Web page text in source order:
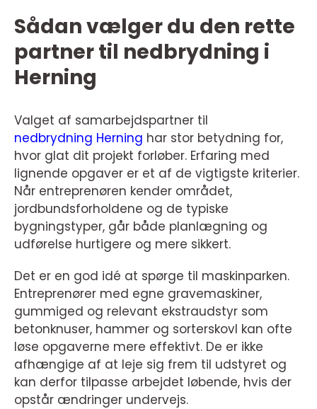
Sådan vælger du den rette
partner til nedbrydning i
Herning
Valget af samarbejdspartner til
nedbrydning Herning har stor betydning for,
hvor glat dit projekt forløber. Erfaring med
lignende opgaver er et af de vigtigste kriterier.
Når entreprenøren kender området,
jordbundsforholdene og de typiske
bygningstyper, går både planlægning og
udførelse hurtigere og mere sikkert.
Det er en god idé at spørge til maskinparken.
Entreprenører med egne gravemaskiner,
gummiged og relevant ekstraudstyr som
betonknuser, hammer og sorterskovl kan ofte
løse opgaverne mere effektivt. De er ikke
afhængige af at leje sig frem til udstyret og
kan derfor tilpasse arbejdet løbende, hvis der
opstår ændringer undervejs.